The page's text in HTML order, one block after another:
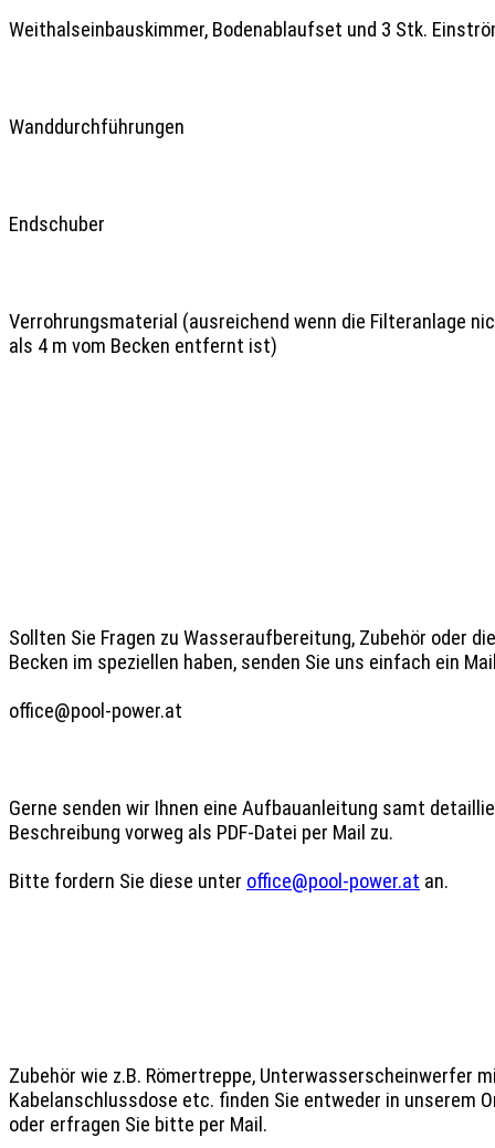
Weithalseinbauskimmer, Bodenablaufset und 3 Stk.
Wanddurchführungen
Endschuber
Verrohrungsmaterial (ausreichend wenn die Filteranlage
als 4 m vom Becken entfernt ist)
Sollten Sie Fragen zu Wasseraufbereitung, Zubehör oder
Becken im speziellen haben, senden Sie uns einfach ein
office@pool-power.at
Gerne senden wir Ihnen eine Aufbauanleitung samt
Beschreibung vorweg als PDF-Datei per Mail zu.
Bitte fordern Sie diese unter office@pool-power.at an.
Zubehör wie z.B. Römertreppe, Unterwasserscheinwerfer
Kabelanschlussdose etc. finden Sie entweder in unserem
oder erfragen Sie bitte per Mail.